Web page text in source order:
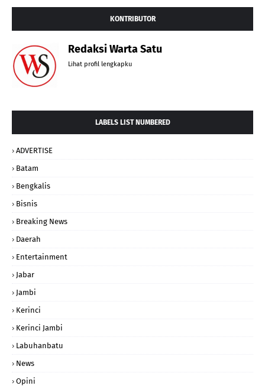
KONTRIBUTOR
Redaksi Warta Satu
Lihat profil lengkapku
LABELS LIST NUMBERED
ADVERTISE
Batam
Bengkalis
Bisnis
Breaking News
Daerah
Entertainment
Jabar
Jambi
Kerinci
Kerinci Jambi
Labuhanbatu
News
Opini